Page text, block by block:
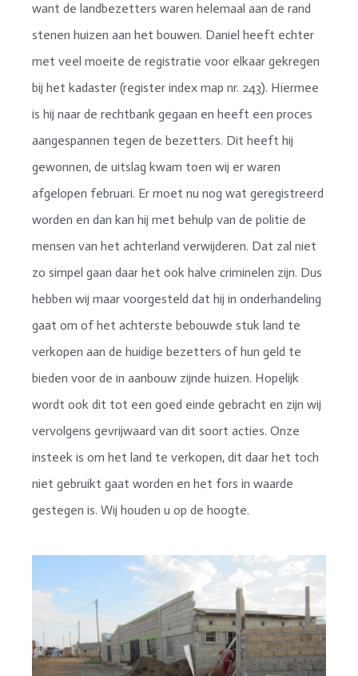
want de landbezetters waren helemaal aan de rand
stenen huizen aan het bouwen. Daniel heeft echter
met veel moeite de registratie voor elkaar gekregen
bij het kadaster (register index map nr. 243). Hiermee
is hij naar de rechtbank gegaan en heeft een proces
aangespannen tegen de bezetters. Dit heeft hij
gewonnen, de uitslag kwam toen wij er waren
afgelopen februari. Er moet nu nog wat geregistreerd
worden en dan kan hij met behulp van de politie de
mensen van het achterland verwijderen. Dat zal niet
zo simpel gaan daar het ook halve criminelen zijn. Dus
hebben wij maar voorgesteld dat hij in onderhandeling
gaat om of het achterste bebouwde stuk land te
verkopen aan de huidige bezetters of hun geld te
bieden voor de in aanbouw zijnde huizen. Hopelijk
wordt ook dit tot een goed einde gebracht en zijn wij
vervolgens gevrijwaard van dit soort acties. Onze
insteek is om het land te verkopen, dit daar het toch
niet gebruikt gaat worden en het fors in waarde
gestegen is. Wij houden u op de hoogte.